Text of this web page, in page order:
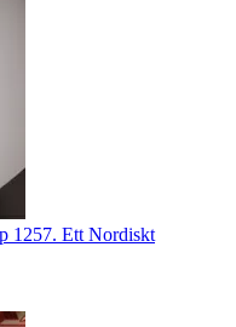
1257. Ett Nordiskt